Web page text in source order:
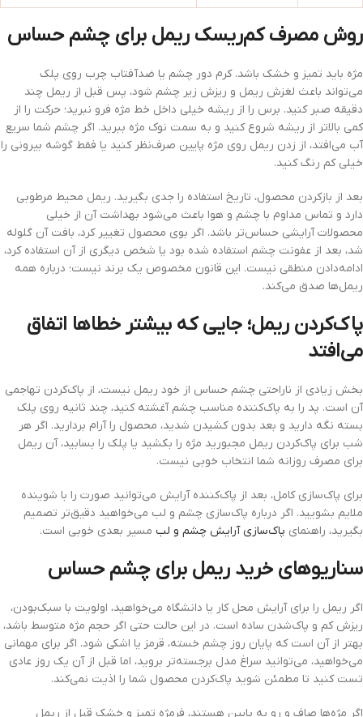
روش مصرف کم‌ریسک ریمل برای چشم حساس
مژه باید تمیز و خشک باشد. کرم دور چشم یا ضدآفتاب چرب روی پلک
می‌تواند باعث لغزش ریمل و ریزش زیر چشم شود، پس قبل از ریمل چند
دقیقه صبر کنید. برس را از ریشه خیلی داخل خط مژه فرو نبرید؛ حرکت را از
کمی بالاتر از ریشه شروع کنید و به سمت نوک مژه ببرید. اگر چشم شما سریع
آب می‌افتد، از زدن ریمل روی مژه پایین صرف‌نظر کنید یا فقط گوشه بیرونی را
خیلی کم رنگ کنید.
بعد از بازکردن محصول، تاریخ استفاده را جدی بگیرید. ریمل محیط مرطوبی
دارد و تماس مداوم با چشم و هوا باعث می‌شود بهداشت آن از خیلی
محصولات آرایشی حساس‌تر باشد. اگر بوی محصول تغییر کرد، بافت آن گلوله
شد، بعد از عفونت چشم استفاده شده بود یا شخص دیگری از آن استفاده کرد،
ادامه‌دادن منطقی نیست. این قانون مخصوص یک برند نیست؛ درباره همه
ریمل‌ها صدق می‌کند.
پاک‌کردن ریمل؛ جایی که بیشتر خطاها اتفاق
می‌افتد
بخش زیادی از ناراحتی چشم حساس از خود ریمل نیست، از پاک‌کردن تهاجمی
آن است. پد را به پاک‌کننده مناسب چشم آغشته کنید، چند ثانیه روی پلک
بسته نگه دارید و بعد بدون کشیدن شدید، محصول را آرام بردارید. اگر هر
شب برای پاک‌کردن ریمل مجبورید مژه را بکشید یا پلک را بسابید، آن ریمل
برای مصرف روزانه شما انتخاب خوبی نیست.
برای پاک‌سازی کامل، بعد از پاک‌کننده آرایش می‌توانید صورت را با شوینده
ملایم بشویید. اگر درباره پاک‌سازی چشم و لب می‌خواهید دقیق‌تر تصمیم
بگیرید، راهنمای پاک‌سازی آرایش چشم و لب مسیر بعدی خوبی است.
سناریوهای خرید ریمل برای چشم حساس
اگر ریمل را برای آرایش محل کار یا دانشگاه می‌خواهید، اولویت با سبک‌بودن،
ریزش کم و پاک‌شدن ساده است. در این حالت حتی اگر حجم مژه متوسط باشد،
بهتر از آن است که پایان روز چشم خسته، قرمز یا اشکی شود. اگر برای مهمانی
می‌خواهید، می‌توانید سراغ مدل برجسته‌تر بروید، اما قبل از آن یک روز عادی
تست کنید تا مطمئن شوید پاک‌کردن محصول شما را اذیت نمی‌کند.
اگر مژه‌ها صاف و رو به پایین هستند، فرمژه تمیز و خشک قبل از ریمل